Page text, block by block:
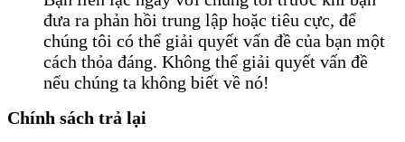
đưa ra phản hồi trung lập hoặc tiêu cực, để
chúng tôi có thể giải quyết vấn đề của bạn một
cách thỏa đáng. Không thể giải quyết vấn đề
nếu chúng ta không biết về nó!
Chính sách trả lại